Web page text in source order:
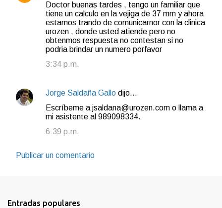
Doctor buenas tardes , tengo un familiar que
tiene un calculo en la vejiga de 37 mm y ahora
estamos trando de comunicarnor con la clinica
urozen , donde usted atiende pero no
obtenmos respuesta no contestan si no
podria brindar un numero porfavor
3:34 p.m.
Jorge Saldaña Gallo dijo…
Escríbeme a jsaldana@urozen.com o llama a
mi asistente al 989098334.
6:39 p.m.
Publicar un comentario
Entradas populares